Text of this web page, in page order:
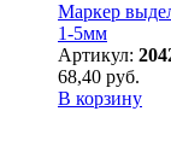
Маркер
1-5мм
Артикул:
68,40 руб.
В корзину